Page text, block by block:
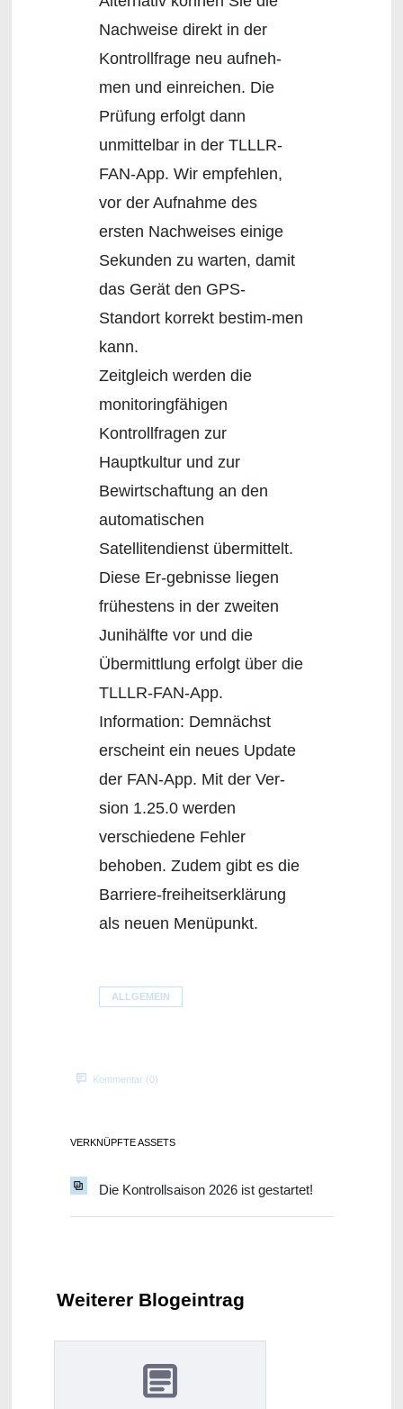
Nachweise direkt in der
Kontrollfrage neu aufneh-
men und einreichen. Die
Prüfung erfolgt dann
unmittelbar in der TLLLR-
FAN-App. Wir empfehlen,
vor der Aufnahme des
ersten Nachweises einige
Sekunden zu warten, damit
das Gerät den GPS-
Standort korrekt bestim-men
kann.
Zeitgleich werden die
monitoringfähigen
Kontrollfragen zur
Hauptkultur und zur
Bewirtschaftung an den
automatischen
Satellitendienst übermittelt.
Diese Er-gebnisse liegen
frühestens in der zweiten
Junihälfte vor und die
Übermittlung erfolgt über die
TLLLR-FAN-App.
Information: Demnächst
erscheint ein neues Update
der FAN-App. Mit der Ver-
sion 1.25.0 werden
verschiedene Fehler
behoben. Zudem gibt es die
Barriere-freiheitserklärung
als neuen Menüpunkt.
ALLGEMEIN
Kommentar (0)
VERKNÜPFTE ASSETS
Die Kontrollsaison 2026 ist gestartet!
Weiterer Blogeintrag